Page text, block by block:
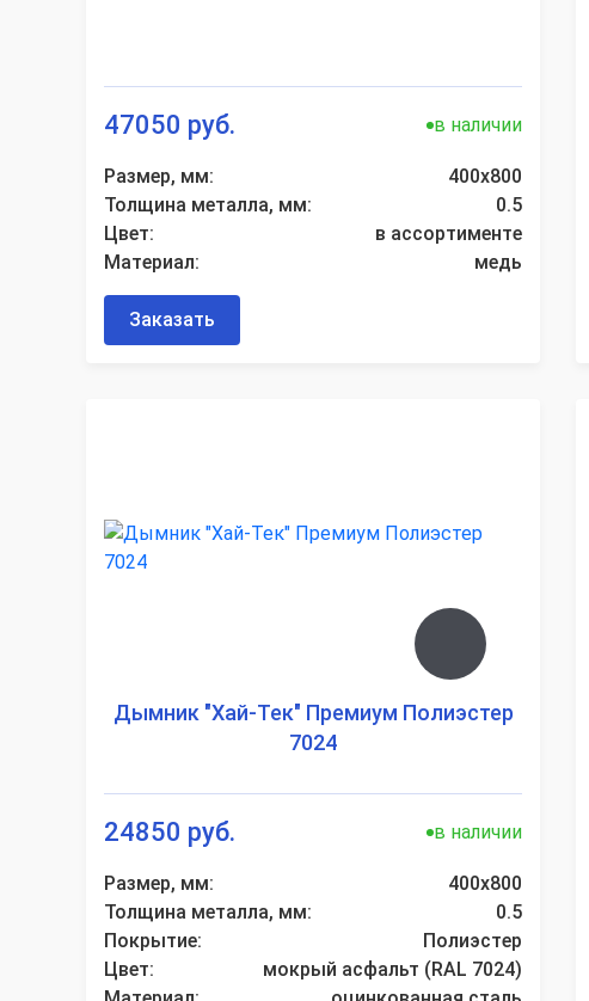
47050 руб. в наличии
Размер, мм:
400х800
Толщина металла, мм:
0.5
Цвет:
в ассортименте
Материал:
медь
Заказать
Дымник "Хай-Тек" Премиум Полиэстер
7024
24850 руб. в наличии
Размер, мм:
400х800
Толщина металла, мм:
0.5
Покрытие:
Полиэстер
Цвет:
мокрый асфальт (RAL 7024)